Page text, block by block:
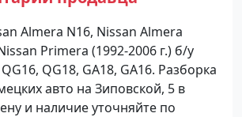
Almera N16, Nissan Almera
Primera (1992-2006 г.) б/у
QG18, GA18, GA16. Разборка
авто на Зиповской, 5 в
и наличие уточняйте по